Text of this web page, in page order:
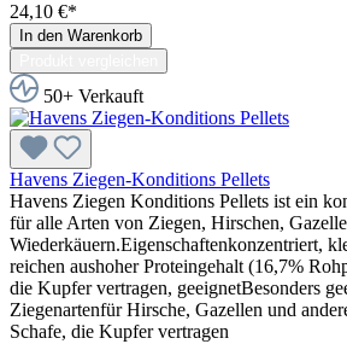
24,10 €*
In den Warenkorb
50+ Verkauft
Havens Ziegen-Konditions Pellets
Havens Ziegen Konditions Pellets ist ein
für alle Arten von Ziegen, Hirschen,
Wiederkäuern.Eigenschaftenkonzentriert,
reichen aushoher Proteingehalt (16,7%
die Kupfer vertragen, geeignetBesonders
Ziegenartenfür Hirsche, Gazellen und
Schafe, die Kupfer vertragen